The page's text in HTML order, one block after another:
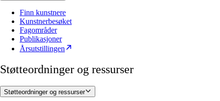
Finn kunstnere
Kunstnerbesøket
Fagområder
Publikasjoner
Årsutstillingen
Støtteordninger og ressurser
Støtteordninger og ressurser